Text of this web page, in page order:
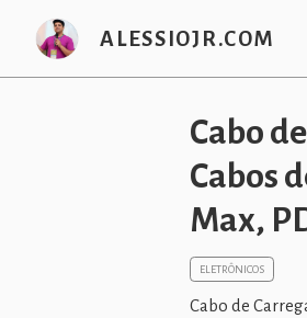
ALESSIOJR.COM
Cabo
Cabos
Max,
ELETRÔNICOS
Cabo de